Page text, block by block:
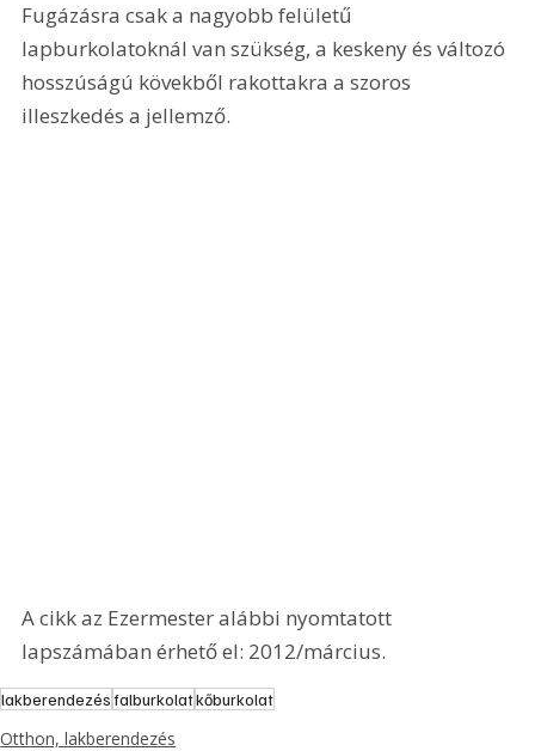
Fugázásra csak a nagyobb felületű
lapburkolatoknál van szükség, a keskeny és változó
hosszúságú kövekből rakottakra a szoros
illeszkedés a jellemző.
A cikk az Ezermester alábbi nyomtatott
lapszámában érhető el: 2012/március.
lakberendezésfalburkolatkőburkolat
Otthon, lakberendezés